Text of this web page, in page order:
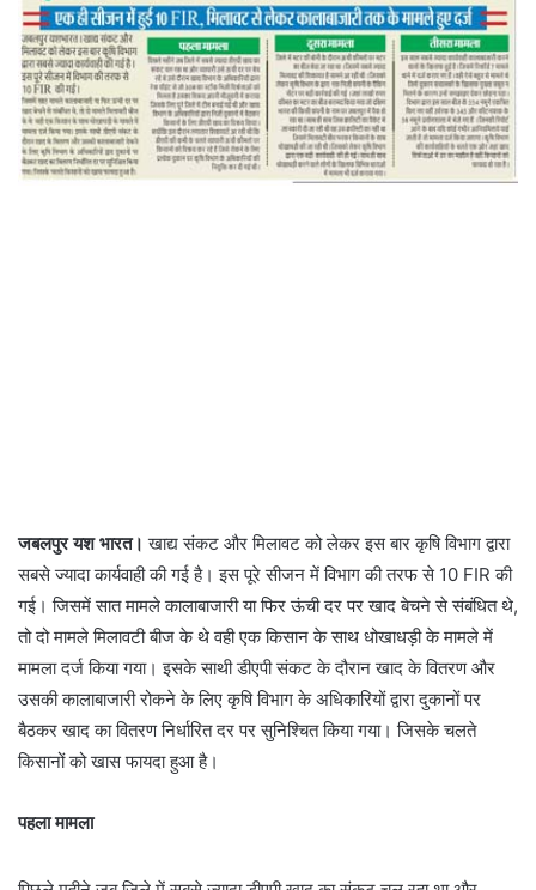
जबलपुर यश भारत। खाद्य संकट और मिलावट को लेकर इस बार कृषि विभाग द्वारा
सबसे ज्यादा कार्यवाही की गई है। इस पूरे सीजन में विभाग की तरफ से 10 FIR की
गई। जिसमें सात मामले कालाबाजारी या फिर ऊंची दर पर खाद बेचने से संबंधित थे,
तो दो मामले मिलावटी बीज के थे वही एक किसान के साथ धोखाधड़ी के मामले में
मामला दर्ज किया गया। इसके साथी डीएपी संकट के दौरान खाद के वितरण और
उसकी कालाबाजारी रोकने के लिए कृषि विभाग के अधिकारियों द्वारा दुकानों पर
बैठकर खाद का वितरण निर्धारित दर पर सुनिश्चित किया गया। जिसके चलते
किसानों को खास फायदा हुआ है।
पहला मामला